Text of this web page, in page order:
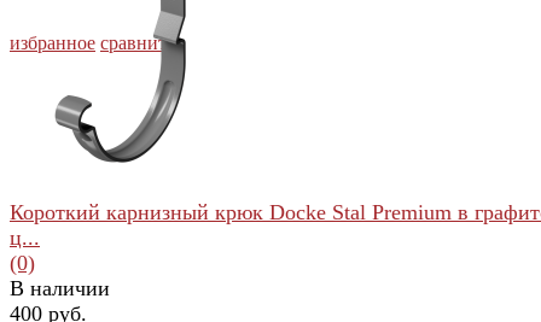
избранное сравнить
Короткий карнизный крюк Docke Stal Premium в
ц...
(0)
В наличии
400 руб.